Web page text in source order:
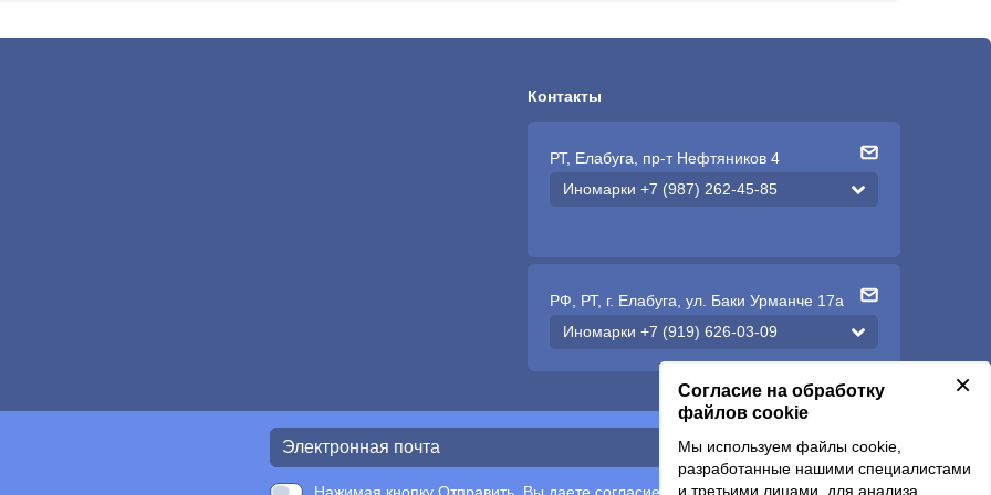
Контакты
РТ, Елабуга, пр-т Нефтяников 4
Иномарки +7 (987) 262-45-85
РФ, РТ, г. Елабуга, ул. Баки Урманче 17а
Иномарки +7 (919) 626-03-09
Подписаться
×
Согласие на обработку
файлов cookie
Мы используем файлы cookie,
разработанные нашими специалистами
и третьими лицами, для анализа